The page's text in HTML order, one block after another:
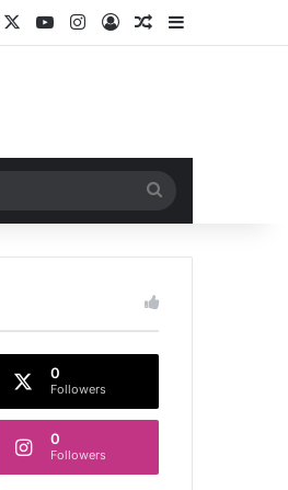
YouTubeInstagram
Log InRandom Article
Sidebar
for
0
Followers
0
Followers